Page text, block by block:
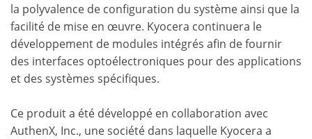
la polyvalence de configuration du système ainsi que la
facilité de mise en œuvre. Kyocera continuera le
développement de modules intégrés afin de fournir
des interfaces optoélectroniques pour des applications
et des systèmes spécifiques.
Ce produit a été développé en collaboration avec
AuthenX, Inc., une société dans laquelle Kyocera a